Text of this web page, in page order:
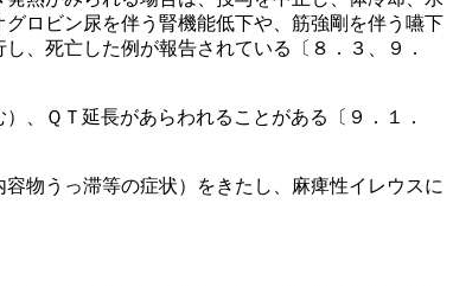
ロビン尿を伴う腎機能低下や、筋強剛を伴う嚥下
、死亡した例が報告されている〔８．３、９．
ＱＴ延長があらわれることがある〔９．１．
物うっ滞等の症状）をきたし、麻痺性イレウスに